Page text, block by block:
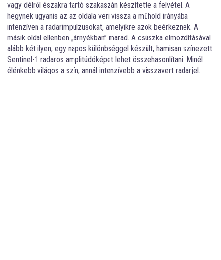
vagy délről északra tartó szakaszán készítette a felvétel. A
hegynek ugyanis az az oldala veri vissza a műhold irányába
intenzíven a radarimpulzusokat, amelyikre azok beérkeznek. A
másik oldal ellenben „árnyékban” marad. A csúszka elmozdításával
alább két ilyen, egy napos különbséggel készült, hamisan színezett
Sentinel-1 radaros amplitúdóképet lehet összehasonlítani. Minél
élénkebb világos a szín, annál intenzívebb a visszavert radarjel.